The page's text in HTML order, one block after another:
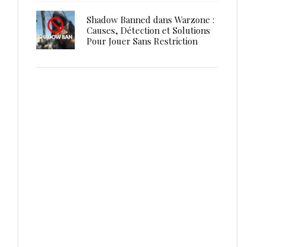
Shadow Banned dans Warzone :
Causes, Détection et Solutions
Pour Jouer Sans Restriction